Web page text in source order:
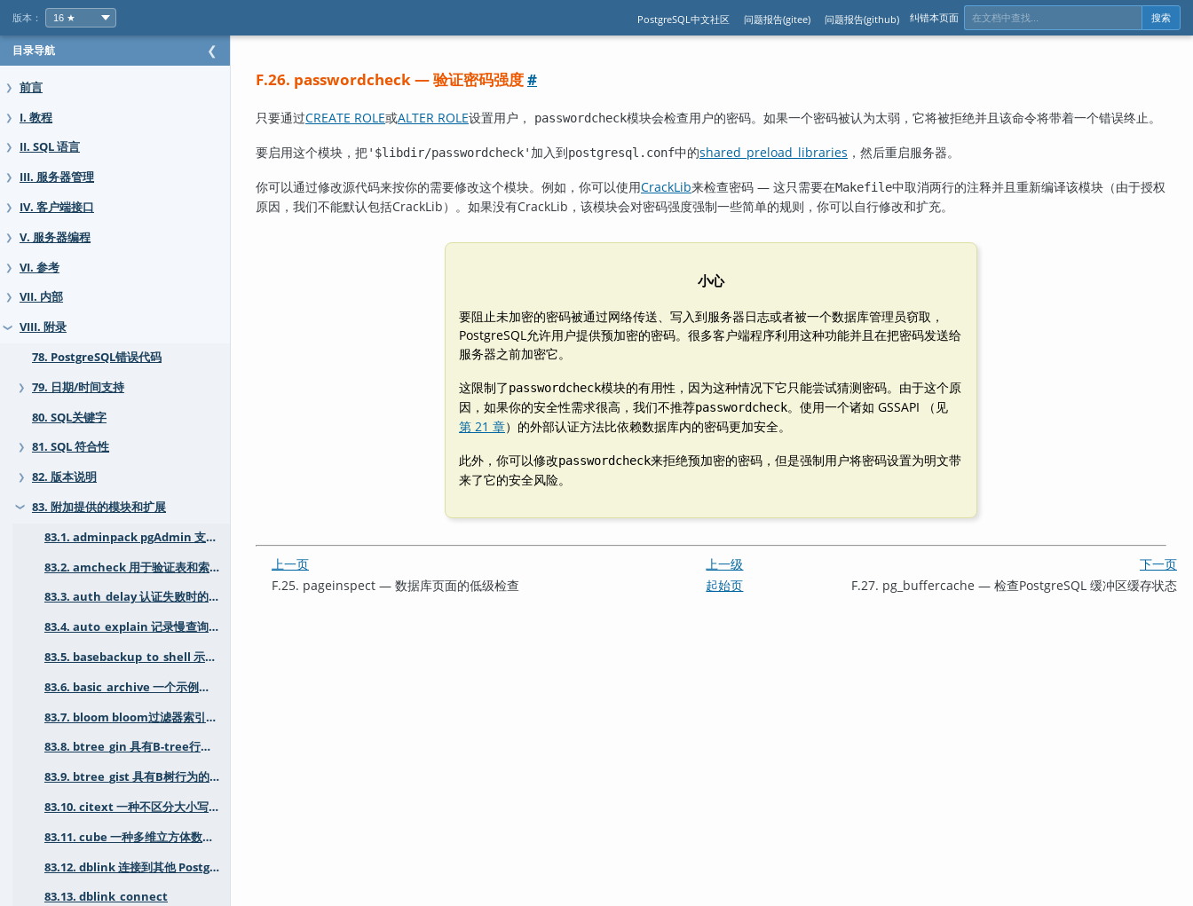
版本： PostgreSQL中文社区 问题报告(gitee) 问题报告(github) 纠错本页面 搜索
目录导航 ❮
❯ 前言
❯ I. 教程
❯ II. SQL 语言
❯ III. 服务器管理
❯ IV. 客户端接口
❯ V. 服务器编程
❯ VI. 参考
❯ VII. 内部
❯
VIII. 附录
78. PostgreSQL错误代码
❯
79. 日期/时间支持
80. SQL关键字
❯ 81. SQL 符合性
❯ 82. 版本说明
❯
83. 附加提供的模块和扩展
83.1. adminpack pgAdmin 支持工具包
83.2. amcheck 用于验证表和索引一致性的工具
83.3. auth_delay 认证失败时的暂停
83.4. auto_explain 记录慢查询的执行计划
83.5. basebackup_to_shell 示例 "shell" pg_basebackup 模块
83.6. basic_archive 一个示例WAL归档模块
83.7. bloom bloom过滤器索引访问方法
83.8. btree_gin 具有B-tree行为的GIN操作符类
83.9. btree_gist 具有B树行为的GiST操作符类
83.10. citext 一种不区分大小写的字符字符串类型
83.11. cube 一种多维立方体数据类型
83.12. dblink 连接到其他 PostgreSQL 数据库
83.13. dblink_connect
F.26. passwordcheck — 验证密码强度#
只要通过CREATE ROLE或ALTER ROLE设置用户， passwordcheck模块会检查用户的密码。如果一个密码被认为太弱，它将被拒绝并且该命令将带着一个错误终止。
要启用这个模块，把'$libdir/passwordcheck' 加入到postgresql.conf中的shared_preload_libraries ，然后重启服务器。
你可以通过修改源代码来按你的需要修改这个模块。例如，你可以使用CrackLib来检查密码 — 这只需要在Makefile中取消两行的注释并且重新编译该模块（由于授权
原因，我们不能默认包括CrackLib）。如果没有CrackLib ，该模块会对密码强度强制一些简单的规则，你可以自行修改和扩充。
小心
要阻止未加密的密码被通过网络传送、写入到服务器日志或者被一个数据库管理员窃取，
PostgreSQL允许用户提供预加密的密码。很多客户端程序利用这种功能并且在把密码发送给
服务器之前加密它。
这限制了passwordcheck模块的有用性，因为这种情况下它只能尝试猜测密码。由于这个原
因，如果你的安全性需求很高，我们不推荐passwordcheck。使用一个诸如 GSSAPI （见
第 21 章）的外部认证方法比依赖数据库内的密码更加安全。
此外，你可以修改passwordcheck来拒绝预加密的密码，但是强制用户将密码设置为明文带
来了它的安全风险。
上一页 上一级
下一页
F.25. pageinspect — 数据库页面的低级检查
起始页 F.27. pg_buffercache — 检查PostgreSQL 缓冲区缓存状态